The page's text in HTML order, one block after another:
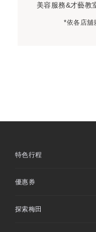
美容服務&才藝教
*依各店舖
特色行程
優惠券
探索梅田